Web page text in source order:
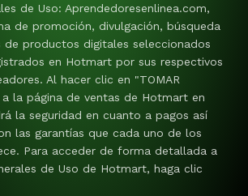
de Uso: Aprendedoresenlinea.com,
de promoción, divulgación, búsqueda
de productos digitales seleccionados
en Hotmart por sus respectivos
Al hacer clic en "TOMAR
a la página de ventas de Hotmart en
la seguridad en cuanto a pagos así
las garantías que cada uno de los
Para acceder de forma detallada a
de Uso de Hotmart, haga clic